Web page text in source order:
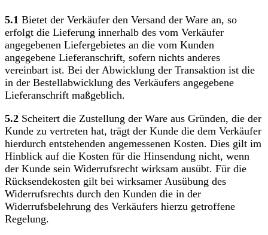
5.1 Bietet der Verkäufer den Versand der Ware an, so
erfolgt die Lieferung innerhalb des vom Verkäufer
angegebenen Liefergebietes an die vom Kunden
angegebene Lieferanschrift, sofern nichts anderes
vereinbart ist. Bei der Abwicklung der Transaktion ist die
in der Bestellabwicklung des Verkäufers angegebene
Lieferanschrift maßgeblich.
5.2 Scheitert die Zustellung der Ware aus Gründen, die der
Kunde zu vertreten hat, trägt der Kunde die dem Verkäufer
hierdurch entstehenden angemessenen Kosten. Dies gilt im
Hinblick auf die Kosten für die Hinsendung nicht, wenn
der Kunde sein Widerrufsrecht wirksam ausübt. Für die
Rücksendekosten gilt bei wirksamer Ausübung des
Widerrufsrechts durch den Kunden die in der
Widerrufsbelehrung des Verkäufers hierzu getroffene
Regelung.